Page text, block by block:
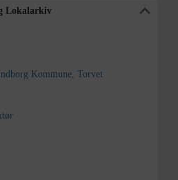
Lokalarkiv
Kommune, Torvet